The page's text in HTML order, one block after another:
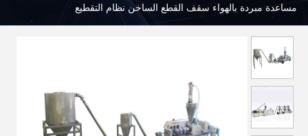
مساعدة مبردة بالهواء سقف القطع الساخن نظام التقطيع